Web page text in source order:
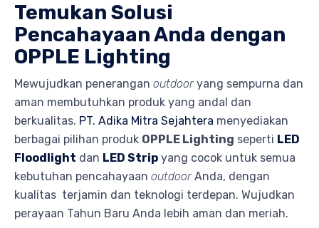
Temukan Solusi
Pencahayaan Anda dengan
OPPLE Lighting
Mewujudkan penerangan outdoor yang sempurna dan
aman membutuhkan produk yang andal dan
berkualitas. PT. Adika Mitra Sejahtera menyediakan
berbagai pilihan produk OPPLE Lighting seperti LED
Floodlight dan LED Strip yang cocok untuk semua
kebutuhan pencahayaan outdoor Anda, dengan
kualitas terjamin dan teknologi terdepan. Wujudkan
perayaan Tahun Baru Anda lebih aman dan meriah.